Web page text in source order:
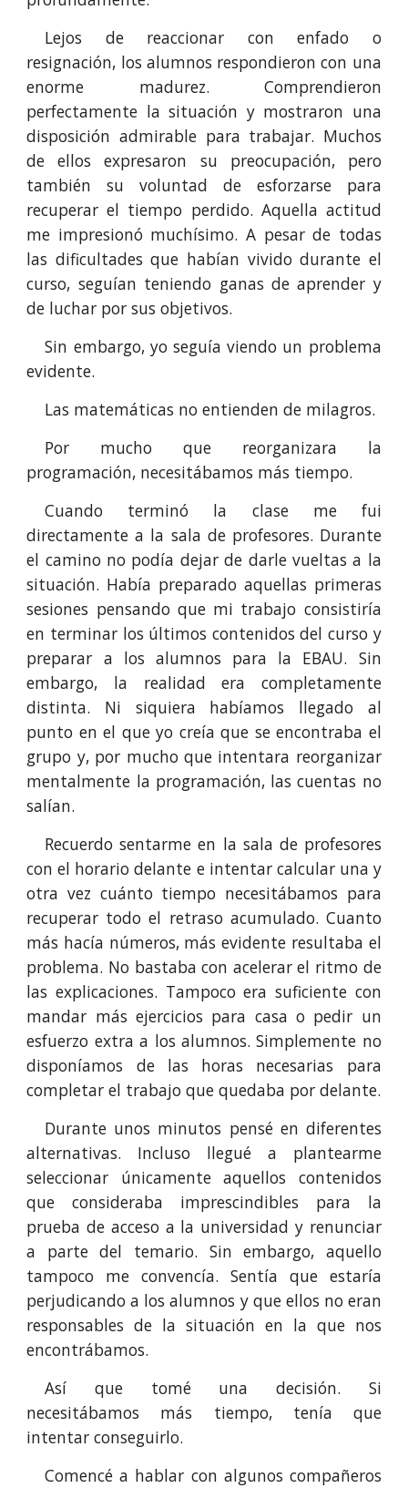
Lejos de reaccionar con enfado o
resignación, los alumnos respondieron con una
enorme madurez. Comprendieron
perfectamente la situación y mostraron una
disposición admirable para trabajar. Muchos
de ellos expresaron su preocupación, pero
también su voluntad de esforzarse para
recuperar el tiempo perdido. Aquella actitud
me impresionó muchísimo. A pesar de todas
las dificultades que habían vivido durante el
curso, seguían teniendo ganas de aprender y
de luchar por sus objetivos.
Sin embargo, yo seguía viendo un problema
evidente.
Las matemáticas no entienden de milagros.
Por mucho que reorganizara la
programación, necesitábamos más tiempo.
Cuando terminó la clase me fui
directamente a la sala de profesores. Durante
el camino no podía dejar de darle vueltas a la
situación. Había preparado aquellas primeras
sesiones pensando que mi trabajo consistiría
en terminar los últimos contenidos del curso y
preparar a los alumnos para la EBAU. Sin
embargo, la realidad era completamente
distinta. Ni siquiera habíamos llegado al
punto en el que yo creía que se encontraba el
grupo y, por mucho que intentara reorganizar
mentalmente la programación, las cuentas no
salían.
Recuerdo sentarme en la sala de profesores
con el horario delante e intentar calcular una y
otra vez cuánto tiempo necesitábamos para
recuperar todo el retraso acumulado. Cuanto
más hacía números, más evidente resultaba el
problema. No bastaba con acelerar el ritmo de
las explicaciones. Tampoco era suficiente con
mandar más ejercicios para casa o pedir un
esfuerzo extra a los alumnos. Simplemente no
disponíamos de las horas necesarias para
completar el trabajo que quedaba por delante.
Durante unos minutos pensé en diferentes
alternativas. Incluso llegué a plantearme
seleccionar únicamente aquellos contenidos
que consideraba imprescindibles para la
prueba de acceso a la universidad y renunciar
a parte del temario. Sin embargo, aquello
tampoco me convencía. Sentía que estaría
perjudicando a los alumnos y que ellos no eran
responsables de la situación en la que nos
encontrábamos.
Así que tomé una decisión. Si
necesitábamos más tiempo, tenía que
intentar conseguirlo.
Comencé a hablar con algunos compañeros